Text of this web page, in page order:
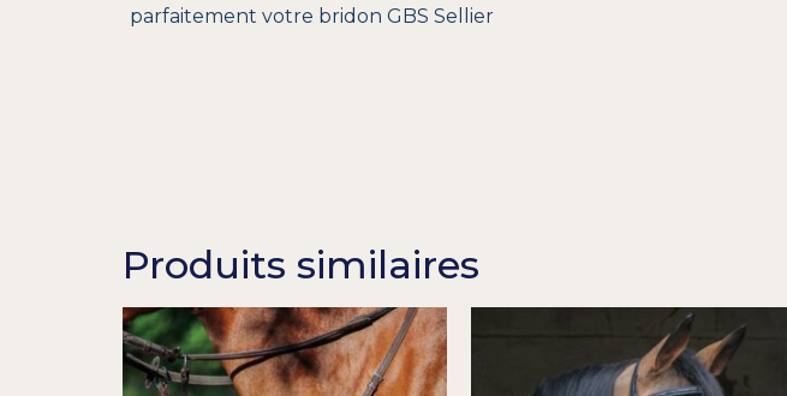
parfaitement votre bridon GBS Sellier
Produits similaires